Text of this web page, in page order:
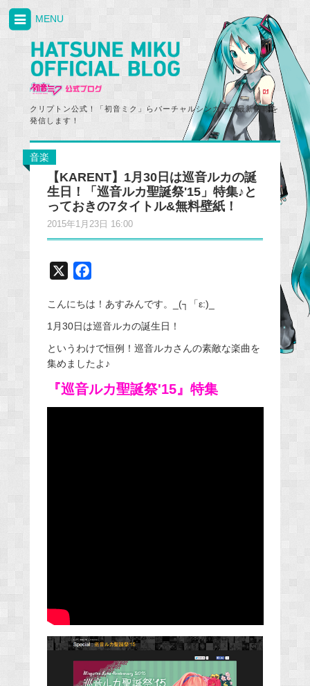
クリプトン公式！「初音ミク」らバーチャルシンガーの最新情報を
発信します！
MENU
音楽
【KARENT】1月30日は巡音ルカの誕
生日！「巡音ルカ聖誕祭'15」特集♪と
っておきの7タイトル&無料壁紙！
2015年1月23日 16:00
c
e
b
o
k
こんにちは！あすみんです。_(┐「ε:)_
1月30日は巡音ルカの誕生日！
というわけで恒例！巡音ルカさんの素敵な楽曲を
集めましたよ♪
『巡音ルカ聖誕祭'15』特集